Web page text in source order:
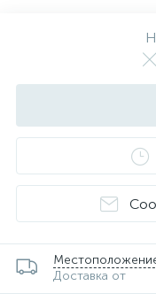
Доставка от